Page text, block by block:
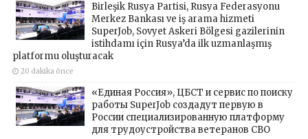
Birleşik Rusya Partisi, Rusya Federasyonu
Merkez Bankası ve iş arama hizmeti
SuperJob, Sovyet Askeri Bölgesi gazilerinin
istihdamı için Rusya’da ilk uzmanlaşmış
platformu oluşturacak
20 dakika önce
«Единая Россия», ЦБСТ и сервис по поиску
работы SuperJob создадут первую в
России специализированную платформу
для трудоустройства ветеранов СВО